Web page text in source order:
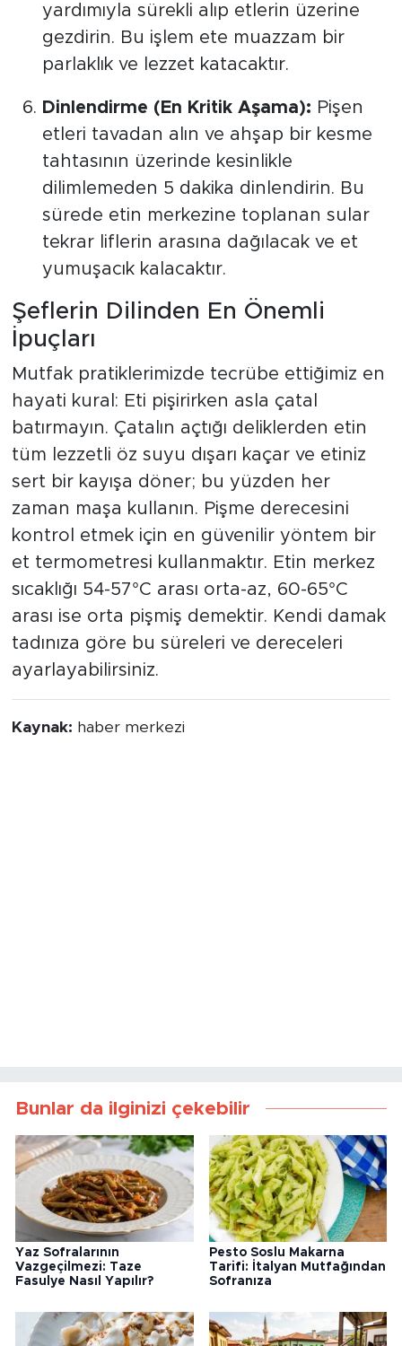
yardımıyla sürekli alıp etlerin üzerine
gezdirin. Bu işlem ete muazzam bir
parlaklık ve lezzet katacaktır.
Dinlendirme (En Kritik Aşama): Pişen
etleri tavadan alın ve ahşap bir kesme
tahtasının üzerinde kesinlikle
dilimlemeden 5 dakika dinlendirin. Bu
sürede etin merkezine toplanan sular
tekrar liflerin arasına dağılacak ve et
yumuşacık kalacaktır.
Şeflerin Dilinden En Önemli
İpuçları
Mutfak pratiklerimizde tecrübe ettiğimiz en
hayati kural: Eti pişirirken asla çatal
batırmayın. Çatalın açtığı deliklerden etin
tüm lezzetli öz suyu dışarı kaçar ve etiniz
sert bir kayışa döner; bu yüzden her
zaman maşa kullanın. Pişme derecesini
kontrol etmek için en güvenilir yöntem bir
et termometresi kullanmaktır. Etin merkez
sıcaklığı 54-57°C arası orta-az, 60-65°C
arası ise orta pişmiş demektir. Kendi damak
tadınıza göre bu süreleri ve dereceleri
ayarlayabilirsiniz.
Kaynak: haber merkezi
Bunlar da ilginizi çekebilir
Yaz Sofralarının
Vazgeçilmezi: Taze
Fasulye Nasıl Yapılır?
Pesto Soslu Makarna
Tarifi: İtalyan Mutfağından
Sofranıza